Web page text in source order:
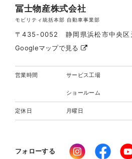
冨士物産株式会社
モビリティ統括本部 自動車事業部
〒435-0052 静岡県浜松市中央区
Googleマップで見る
営業時間 サービス工場
ショールーム
定休日 月曜日
フォローする